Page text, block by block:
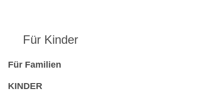
Für Kinder
Für Familien
KINDER